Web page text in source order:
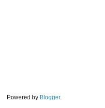
Powered by Blogger.